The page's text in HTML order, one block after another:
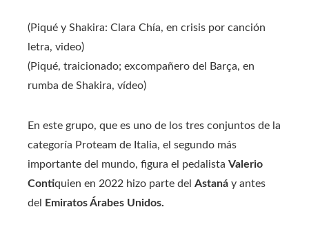
(Piqué y Shakira: Clara Chía, en crisis por canción
letra, video)
(Piqué, traicionado; excompañero del Barça, en
rumba de Shakira, vídeo)
En este grupo, que es uno de los tres conjuntos de la
categoría Proteam de Italia, el segundo más
importante del mundo, figura el pedalista Valerio
Contiquien en 2022 hizo parte del Astaná y antes
del
Emiratos Árabes Unidos.